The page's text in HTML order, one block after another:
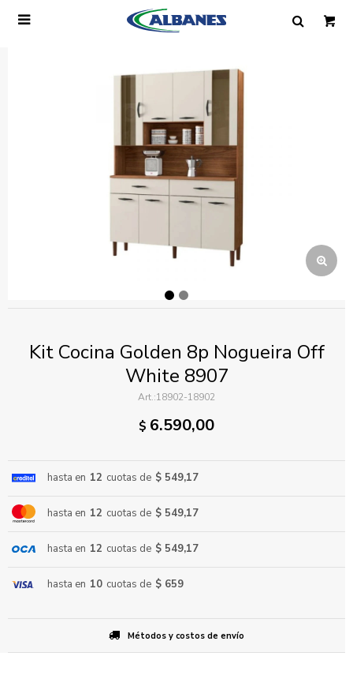

Kit Cocina Golden 8p Nogueira Off
White 8907
18902-18902
$ 6.590,00
hasta en 12 cuotas de $ 549,17
hasta en 12 cuotas de $ 549,17
hasta en 12 cuotas de $ 549,17
hasta en 10 cuotas de $ 659
Métodos y costos de envío
Ingresa tus datos y te informaremos cuando
tengamos stock disponible.